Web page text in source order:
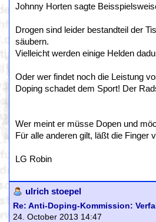
Johnny Horten sagte
Drogen sind leider bestandteil der
säubern.
Vielleicht werden einige Helden
Oder wer findet noch die Leistung
Doping schadet dem Sport! Der
Wer meint er müsse Dopen und
Für alle anderen gilt, läßt die Finger
LG Robin
ulrich stoepel
Re: Anti-Doping-Kommission:
24. October 2013 14:47